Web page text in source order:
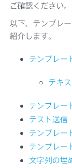
ご確認ください。
以下、テンプレ
紹介します。
テンプレー
テキ
テンプレー
テスト送信
テンプレー
テンプレー
文字列の埋